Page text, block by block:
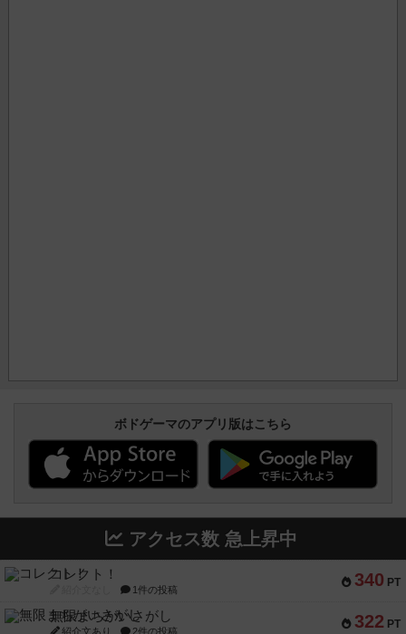
ボドゲーマのアプリ版はこちら
アクセス数 急上昇中
340 PT
コレクト！
1件の投稿
322 PT
無限まちがいさがし
紹介文あり 2件の投稿